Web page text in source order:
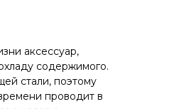
аксессуар,
содержимого.
стали, поэтому
проводит в